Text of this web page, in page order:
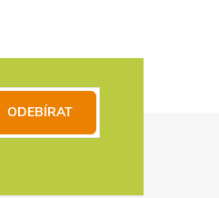
ODEBÍRAT